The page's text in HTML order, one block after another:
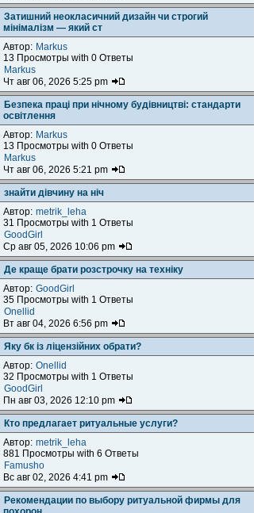
Затишний неокласичний дизайн чи строгий
мінімалізм — який ст
Автор: Markus
13 Просмотры with 0 Ответы
Markus
Чт авг 06, 2026 5:25 pm
Безпека праці при нічному будівництві: стандарти
освітлення
Автор: Markus
13 Просмотры with 0 Ответы
Markus
Чт авг 06, 2026 5:21 pm
знайти дівчину на ніч
Автор: metrik_leha
31 Просмотры with 1 Ответы
GoodGirl
Ср авг 05, 2026 10:06 pm
Де краще брати розстрочку на техніку
Автор: GoodGirl
35 Просмотры with 1 Ответы
Onellid
Вт авг 04, 2026 6:56 pm
Яку бк із ліцензійних обрати?
Автор: Onellid
32 Просмотры with 1 Ответы
GoodGirl
Пн авг 03, 2026 12:10 pm
Кто предлагает ритуальные услуги?
Автор: metrik_leha
881 Просмотры with 6 Ответы
Famusho
Вс авг 02, 2026 4:41 pm
Рекомендации по выбору ритуальной фирмы для